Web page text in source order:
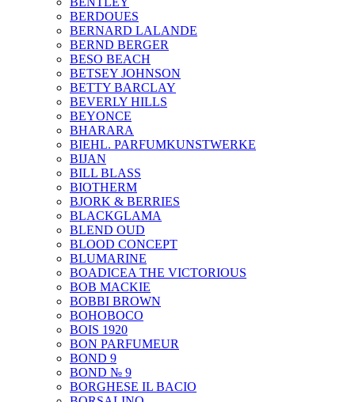
BERDOUES
BERNARD LALANDE
BERND BERGER
BESO BEACH
BETSEY JOHNSON
BETTY BARCLAY
BEVERLY HILLS
BEYONCE
BHARARA
BIEHL. PARFUMKUNSTWERKE
BIJAN
BILL BLASS
BIOTHERM
BJORK & BERRIES
BLACKGLAMA
BLEND OUD
BLOOD CONCEPT
BLUMARINE
BOADICEA THE VICTORIOUS
BOB MACKIE
BOBBI BROWN
BOHOBOCO
BOIS 1920
BON PARFUMEUR
BOND 9
BOND № 9
BORGHESE IL BACIO